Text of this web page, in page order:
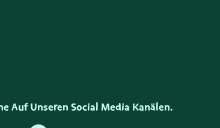
Auf Unseren Social Media Kanälen.